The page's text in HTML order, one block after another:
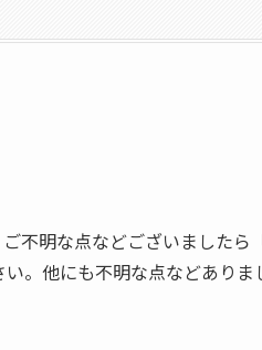
不明な点などございましたら
い。他にも不明な点などあり